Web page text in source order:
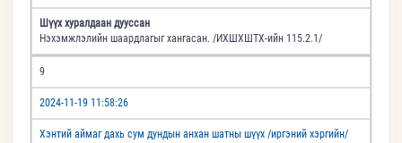
Шүүх хуралдаан дууссан
Нэхэмжлэлийн шаардлагыг хангасан. /ИХШХШТХ-ийн 115.2.1/
9
2024-11-19 11:58:26
Хэнтий аймаг дахь сум дундын анхан шатны шүүх /иргэний хэргийн/